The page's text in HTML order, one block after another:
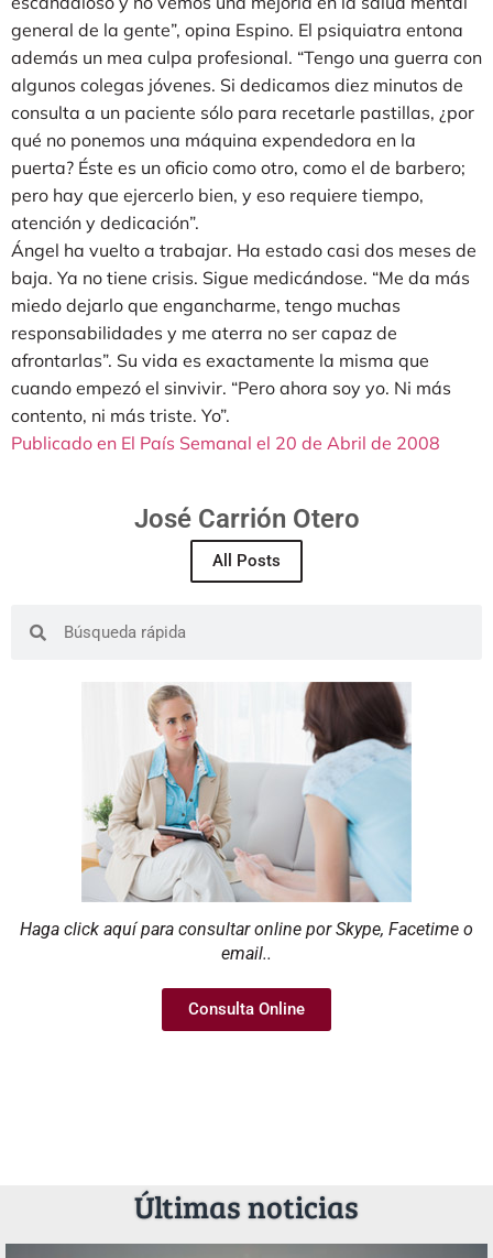
general de la gente”, opina Espino. El psiquiatra entona
además un mea culpa profesional. “Tengo una guerra con
algunos colegas jóvenes. Si dedicamos diez minutos de
consulta a un paciente sólo para recetarle pastillas, ¿por
qué no ponemos una máquina expendedora en la
puerta? Éste es un oficio como otro, como el de barbero;
pero hay que ejercerlo bien, y eso requiere tiempo,
atención y dedicación”.
Ángel ha vuelto a trabajar. Ha estado casi dos meses de
baja. Ya no tiene crisis. Sigue medicándose. “Me da más
miedo dejarlo que engancharme, tengo muchas
responsabilidades y me aterra no ser capaz de
afrontarlas”. Su vida es exactamente la misma que
cuando empezó el sinvivir. “Pero ahora soy yo. Ni más
contento, ni más triste. Yo”.
Publicado en El País Semanal el 20 de Abril de 2008
José Carrión Otero
All Posts
Haga click aquí para consultar online por Skype, Facetime o
email..
Consulta Online
Últimas noticias